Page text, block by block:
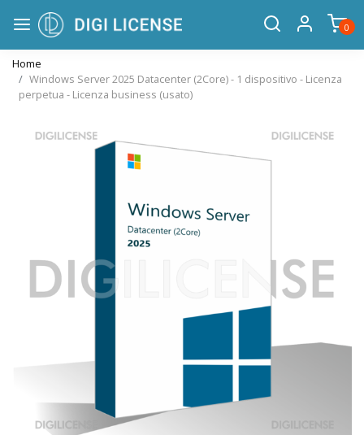
0
Home
Windows Server 2025 Datacenter (2Core) - 1 dispositivo - Licenza
perpetua - Licenza business (usato)